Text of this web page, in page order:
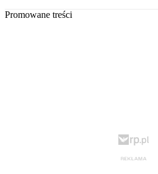
Promowane treści